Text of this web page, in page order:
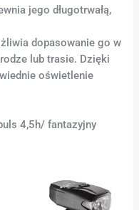
jego długotrwałą,
dopasowanie go w
lub trasie. Dzięki
oświetlenie
4,5h/ fantazyjny